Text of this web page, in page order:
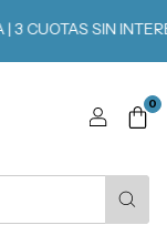
SIN INTERÉS
0